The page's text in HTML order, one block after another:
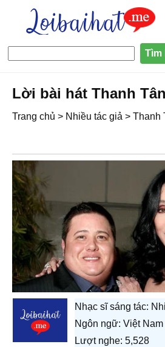
Lời bài hát Thanh Tân
Trang chủ > Nhiều tác giả > Thanh
Nhạc sĩ sáng tác:
Ngôn ngữ: Việt Nam
Lượt nghe: 5,528